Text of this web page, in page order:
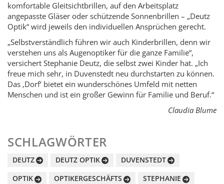
komfortable Gleitsichtbrillen, auf den Arbeitsplatz
angepasste Gläser oder schützende Sonnenbrillen – „Deutz
Optik“ wird jeweils den individuellen Ansprüchen gerecht.
„Selbstverständlich führen wir auch Kinderbrillen, denn wir
verstehen uns als Augenoptiker für die ganze Familie“,
versichert Stephanie Deutz, die selbst zwei Kinder hat. „Ich
freue mich sehr, in Duvenstedt neu durchstarten zu können.
Das ‚Dorf‘ bietet ein wunderschönes Umfeld mit netten
Menschen und ist ein großer Gewinn für Familie und Beruf.“
Claudia Blume
SCHLAGWÖRTER
DEUTZ DEUTZ OPTIK
DUVENSTEDT
OPTIK
OPTIKERGESCHÄFTS STEPHANIE